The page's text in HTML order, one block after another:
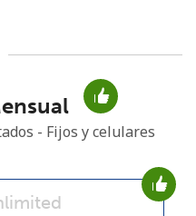
se ha creado una contraseña
- Fijos y celulares